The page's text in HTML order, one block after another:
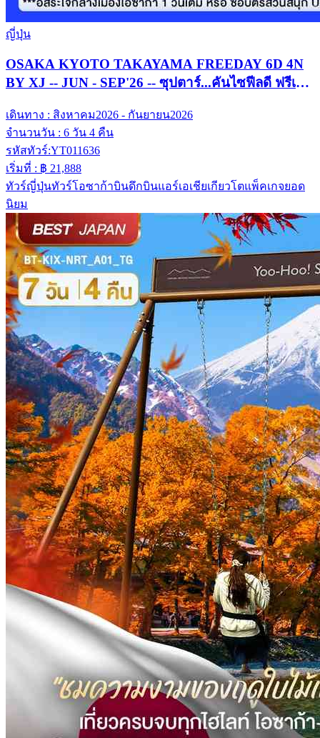
ญี่ปุ่น
OSAKA KYOTO TAKAYAMA FREEDAY 6D 4N
BY XJ -- JUN - SEP'26 -- ซุปตาร์...คันไซฟีลดี ฟรีเดย์
เดินทาง : สิงหาคม2026 - กันยายน2026
จำนวนวัน : 6 วัน 4 คืน
รหัสทัวร์:YT011636
เริ่มที่ : ฿ 21,888
ทัวร์ญี่ปุ่นทัวร์โอซาก้าบินดึกบินแอร์เอเชียเกียวโตแพ็คเกจยอด
นิยม